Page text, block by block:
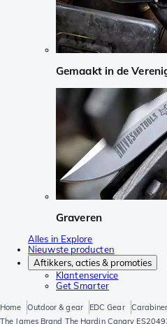
Gemaakt in de
Graveren
Alles in Explore
Nieuwste producten
Aftikkers, acties & promoties
Klantenservice
Get Smarter
Home Outdoor & gear EDC Gear
The James Brand The Hardin Canary